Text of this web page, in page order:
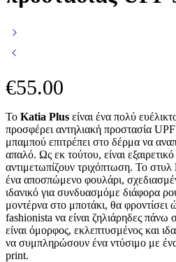
€55.00
Το Katia Plus είναι ένα πολύ
προσφέρει αντηλιακή προστασία
μπαμπού επιτρέπει στο δέρμα να
απαλό. Ως εκ τούτου, είναι εξαιρετικό
αντιμετωπίζουν τριχόπτωση. Το στυλ
ένα αποσπώμενο φουλάρι,
ιδανικό για συνδυασμόμε διάφορα
μοντέρνα στο μποτάκι, θα φροντίσει
fashionista να είναι ζηλιάρηδες
είναι όμορφος, εκλεπτυσμένος και
να συμπληρώσουν ένα ντύσιμο με
print.